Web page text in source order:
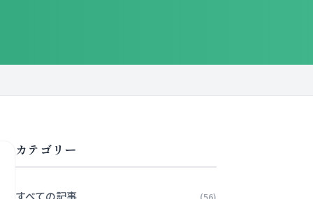
カテゴリー
すべての記事 (56)